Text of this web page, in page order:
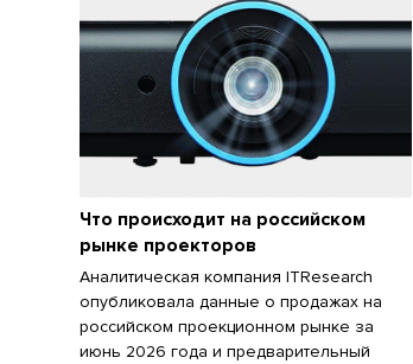
Что происходит на российском
рынке проекторов
Аналитическая компания ITResearch
опубликовала данные о продажах на
российском проекционном рынке за
июнь 2026 года и предварительный